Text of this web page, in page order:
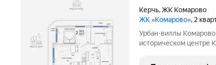
Керчь,ЖК Комарово
ЖК «Комарово», 2
Урбан-виллы
историческом центре
благодаря обилию